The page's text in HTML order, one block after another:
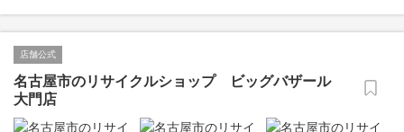
店舗公式
名古屋市のリサイクルショップ ビッグバザール
大門店